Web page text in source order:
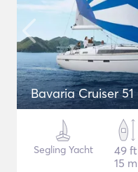
Bavaria Cruiser 51
Segling Yacht
49 ft
15 m